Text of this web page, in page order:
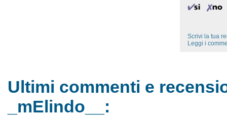
Scrivi la tua
Leggi i
Ultimi commenti e
_mElindo__: